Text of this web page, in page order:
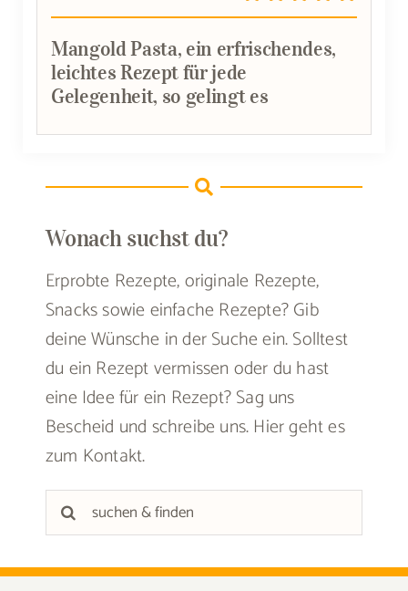
Mangold Pasta, ein erfrischendes,
leichtes Rezept für jede
Gelegenheit, so gelingt es
Wonach suchst du?
Erprobte Rezepte, originale Rezepte,
Snacks sowie einfache Rezepte? Gib
deine Wünsche in der Suche ein. Solltest
du ein Rezept vermissen oder du hast
eine Idee für ein Rezept? Sag uns
Bescheid und schreibe uns. Hier geht es
zum Kontakt.
Suche
nach: